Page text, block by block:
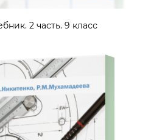
2 часть. 9 класс